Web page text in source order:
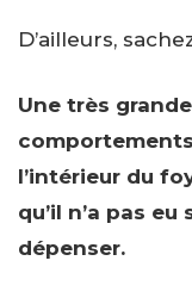
D’ailleurs,
Une très
l’intérieur du
qu’il n’a pas
dépenser.